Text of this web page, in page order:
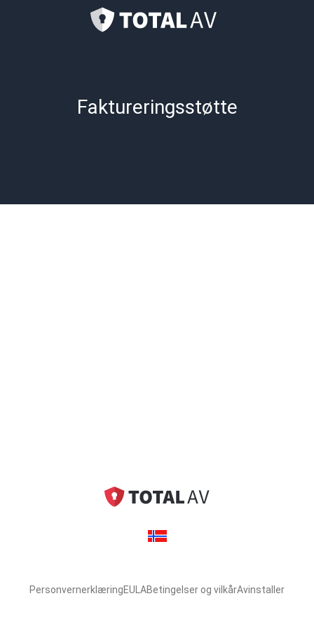
Faktureringsstøtte
Jeg tror jeg har blitt overbelastet?
PersonvernerklæringEULABetingelser og vilkårAvinstaller